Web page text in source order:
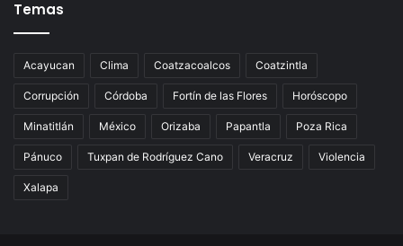
Temas
Acayucan Clima Coatzacoalcos Coatzintla
Corrupción Córdoba Fortín de las Flores Horóscopo
Minatitlán México Orizaba Papantla Poza Rica
Pánuco Tuxpan de Rodríguez Cano Veracruz Violencia
Xalapa